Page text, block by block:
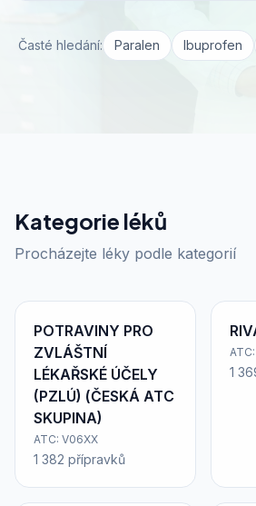
Časté hledání: Paralen Ibuprofen
Kategorie léků
Procházejte léky podle kategorií
POTRAVINY PRO
ZVLÁŠTNÍ
LÉKAŘSKÉ ÚČELY
(PZLÚ) (ČESKÁ ATC
SKUPINA)
ATC: V06XX
1 382 přípravků
1